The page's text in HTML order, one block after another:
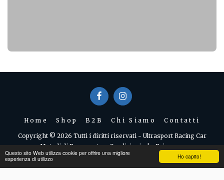
Ho capito!
Questo sito Web utilizza cookie per offrire una migliore
esperienza di utilizzo
Home Shop B2B Chi Siamo Contatti
Copyright © 2026 Tutti i diritti riservati - Ultrasport Racing Car
Metodi di Pagamento e Condizioni|Privacy